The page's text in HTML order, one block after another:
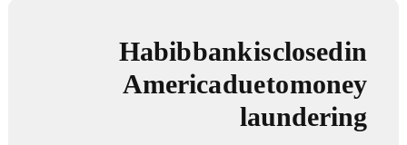
Habib bank is closed in
America due to money
laundering